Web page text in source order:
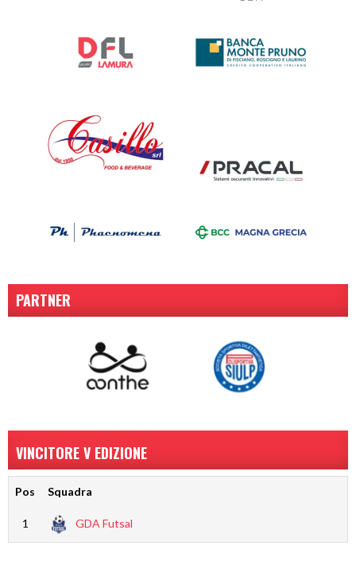
PARTNER
VINCITORE V EDIZIONE
Pos Squadra
1 GDA Futsal